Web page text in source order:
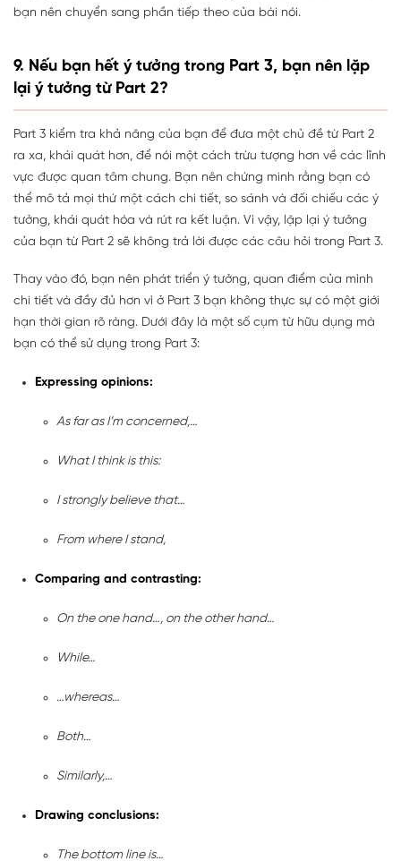
bạn nên chuyển sang phần tiếp theo của bài nói.
9. Nếu bạn hết ý tưởng trong Part 3, bạn nên lặp
lại ý tưởng từ Part 2?
Part 3 kiểm tra khả năng của bạn để đưa một chủ đề từ Part 2
ra xa, khái quát hơn, để nói một cách trừu tượng hơn về các lĩnh
vực được quan tâm chung. Bạn nên chứng minh rằng bạn có
thể mô tả mọi thứ một cách chi tiết, so sánh và đối chiếu các ý
tưởng, khái quát hóa và rút ra kết luận. Vì vậy, lặp lại ý tưởng
của bạn từ Part 2 sẽ không trả lời được các câu hỏi trong Part 3.
Thay vào đó, bạn nên phát triển ý tưởng, quan điểm của mình
chi tiết và đầy đủ hơn vì ở Part 3 bạn không thực sự có một giới
hạn thời gian rõ ràng. Dưới đây là một số cụm từ hữu dụng mà
bạn có thể sử dụng trong Part 3:
Expressing opinions:
As far as I’m concerned,…
What I think is this:
I strongly believe that…
From where I stand,
Comparing and contrasting:
On the one hand…, on the other hand…
While…
…whereas…
Both…
Similarly,…
Drawing conclusions:
The bottom line is…